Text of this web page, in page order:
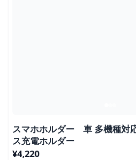
スマホホルダー 車 多機種対
ス充電ホルダー
¥4,220